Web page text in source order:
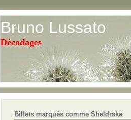
Bruno Lussato
Décodages
Billets marqués comme Sheldrake